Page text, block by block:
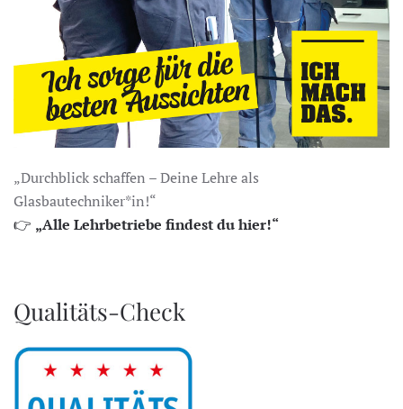
„Durchblick schaffen – Deine Lehre als
Glasbautechniker*in!“
👉 „Alle Lehrbetriebe findest du hier!“
Qualitäts-Check